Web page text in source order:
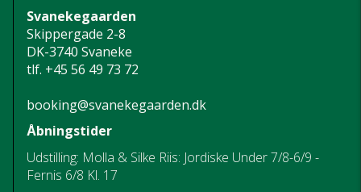
Svanekegaarden
Skippergade 2-8
DK-3740 Svaneke
tlf. +45 56 49 73 72
booking@svanekegaarden.dk
Åbningstider
Udstilling: Molla & Silke Riis: Jordiske Under 7/8-6/9 -
Fernis 6/8 Kl. 17